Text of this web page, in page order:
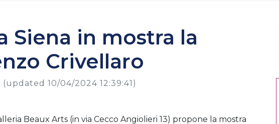
Siena in mostra la
Crivellaro
(updated 10/04/2024 12:39:41)
Beaux Arts (in via Cecco Angiolieri 13) propone la mostra